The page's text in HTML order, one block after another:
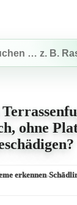
ohne
erkennen›